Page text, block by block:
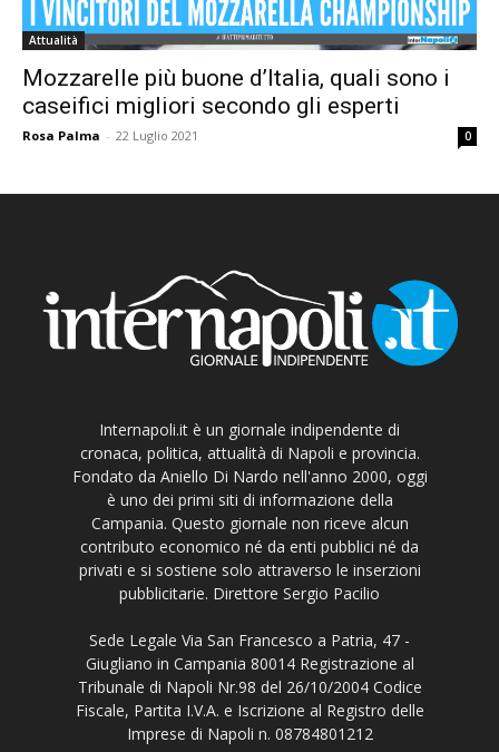
Attualità
Mozzarelle più buone d’Italia, quali sono i
caseifici migliori secondo gli esperti
Rosa Palma - 22 Luglio 2021 0
Internapoli.it è un giornale indipendente di
cronaca, politica, attualità di Napoli e provincia.
Fondato da Aniello Di Nardo nell'anno 2000, oggi
è uno dei primi siti di informazione della
Campania. Questo giornale non riceve alcun
contributo economico né da enti pubblici né da
privati e si sostiene solo attraverso le inserzioni
pubblicitarie. Direttore Sergio Pacilio
Sede Legale Via San Francesco a Patria, 47 -
Giugliano in Campania 80014 Registrazione al
Tribunale di Napoli Nr.98 del 26/10/2004 Codice
Fiscale, Partita I.V.A. e Iscrizione al Registro delle
Imprese di Napoli n. 08784801212